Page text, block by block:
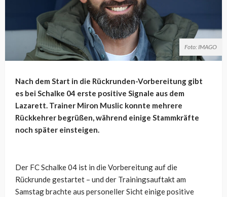
Foto: IMAGO
Nach dem Start in die Rückrunden-Vorbereitung gibt
es bei Schalke 04 erste positive Signale aus dem
Lazarett. Trainer Miron Muslic konnte mehrere
Rückkehrer begrüßen, während einige Stammkräfte
noch später einsteigen.
Der FC Schalke 04 ist in die Vorbereitung auf die
Rückrunde gestartet – und der Trainingsauftakt am
Samstag brachte aus personeller Sicht einige positive